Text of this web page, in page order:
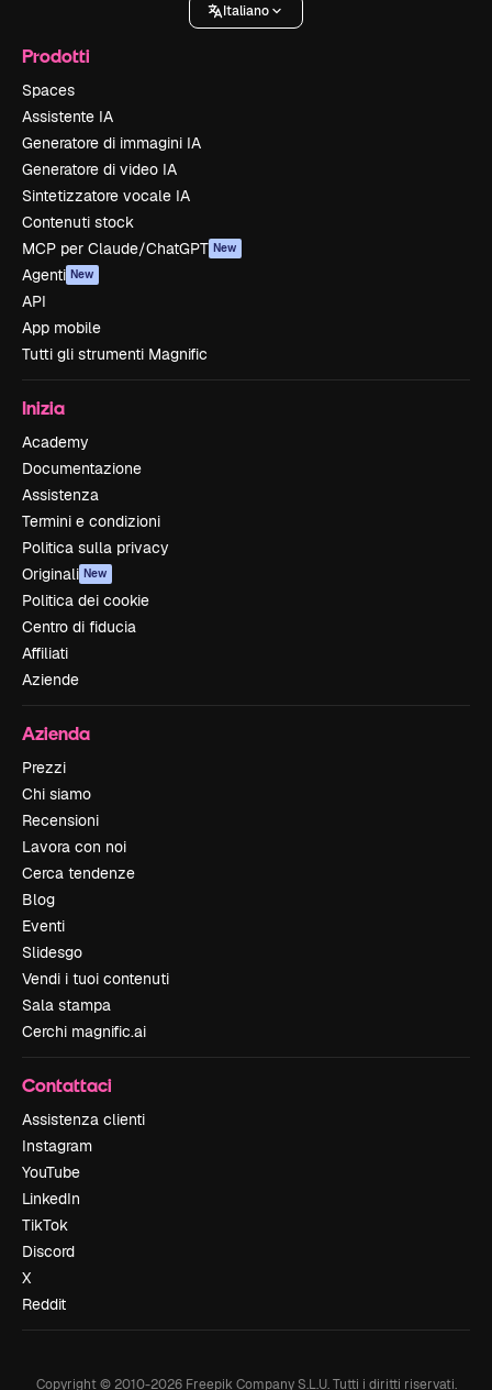
Italiano
Prodotti
Spaces
Assistente IA
Generatore di immagini IA
Generatore di video IA
Sintetizzatore vocale IA
Contenuti stock
MCP per Claude/ChatGPT New
Agenti New
API
App mobile
Tutti gli strumenti Magnific
Inizia
Academy
Documentazione
Assistenza
Termini e condizioni
Politica sulla privacy
Originali New
Politica dei cookie
Centro di fiducia
Affiliati
Aziende
Azienda
Prezzi
Chi siamo
Recensioni
Lavora con noi
Cerca tendenze
Blog
Eventi
Slidesgo
Vendi i tuoi contenuti
Sala stampa
Cerchi magnific.ai
Contattaci
Assistenza clienti
Instagram
YouTube
LinkedIn
TikTok
Discord
X
Reddit
Copyright © 2010-2026Freepik Company S.L.U. Tutti i diritti riservati.